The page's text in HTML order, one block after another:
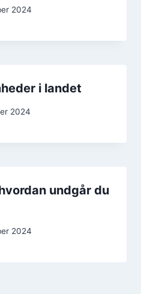
2024
i landet
2024
undgår du
2024